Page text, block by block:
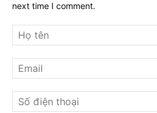
next time I comment.